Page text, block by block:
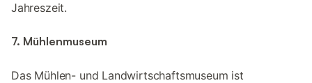
Jahreszeit.
7. Mühlenmuseum
Das Mühlen- und Landwirtschaftsmuseum ist